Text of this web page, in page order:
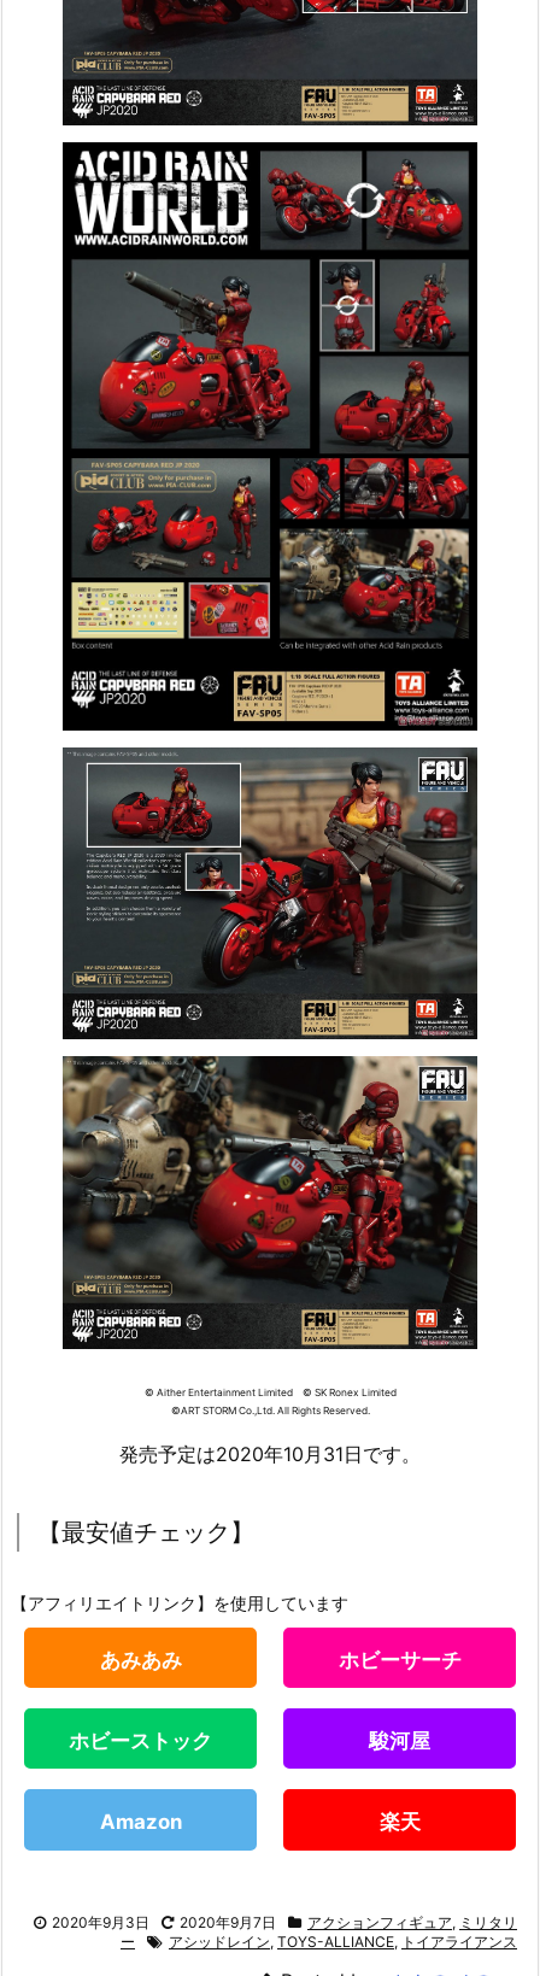
© Aither Entertainment Limited © SK Ronex Limited
©ART STORM Co.,Ltd. All Rights Reserved.
発売予定は2020年10月31日です。
【最安値チェック】
【アフィリエイトリンク】を使用しています
あみあみ ホビーサーチ
ホビーストック 駿河屋
Amazon 楽天
2020年9月3日 2020年9月7日 アクションフィギュア, ミリタリ
ー
アシッドレイン, TOYS-ALLIANCE, トイアライアンス